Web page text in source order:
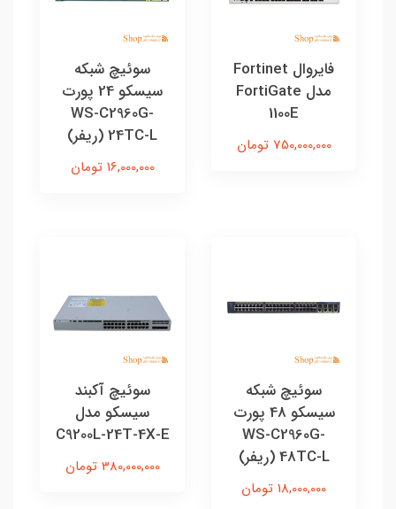
فایروال Fortinet
مدل FortiGate
1100E
750,000,000 تومان
سوئیچ شبکه
سیسکو 24 پورت
WS-C2960G-
24TC-L (ریفر)
16,000,000 تومان
سوئیچ شبکه
سیسکو 48 پورت
WS-C2960G-
48TC-L (ریفر)
18,000,000 تومان
سوئیچ آکبند
سیسکو مدل
C9200L-24T-4X-E
380,000,000 تومان